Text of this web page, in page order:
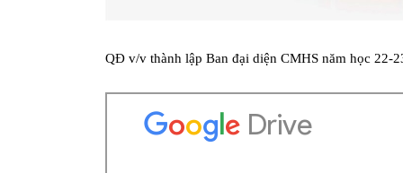
QĐ v/v thành lập Ban đại diện CMHS năm học 22-